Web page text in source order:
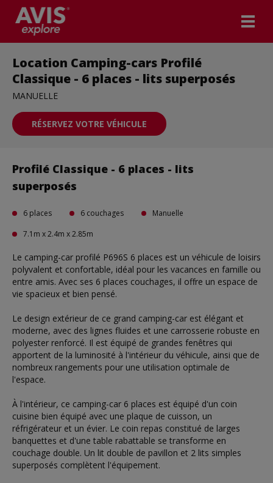
Location Camping-cars Profilé
Classique - 6 places - lits superposés
MANUELLE
RÉSERVEZ VOTRE VÉHICULE
Profilé Classique - 6 places - lits
superposés
6 places 6 couchages
Manuelle
7.1m x 2.4m x 2.85m
Le camping-car profilé P696S 6 places est un véhicule de loisirs
polyvalent et confortable, idéal pour les vacances en famille ou
entre amis. Avec ses 6 places couchages, il offre un espace de
vie spacieux et bien pensé.
Le design extérieur de ce grand camping-car est élégant et
moderne, avec des lignes fluides et une carrosserie robuste en
polyester renforcé. Il est équipé de grandes fenêtres qui
apportent de la luminosité à l'intérieur du véhicule, ainsi que de
nombreux rangements pour une utilisation optimale de
l'espace.
À l'intérieur, ce camping-car 6 places est équipé d'un coin
cuisine bien équipé avec une plaque de cuisson, un
réfrigérateur et un évier. Le coin repas constitué de larges
banquettes et d'une table rabattable se transforme en
couchage double. Un lit double de pavillon et 2 lits simples
superposés complètent l'équipement.